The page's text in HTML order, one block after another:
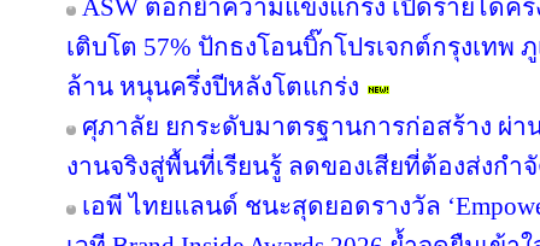
ASW ตอกย้ำความแข็งแกร่ง เปิดรายได้ครึ่
เติบโต 57% ปักธงโอนบิ๊กโปรเจกต์กรุงเทพ
ล้าน หนุนครึ่งปีหลังโตแกร่ง
ศุภาลัย ยกระดับมาตรฐานการก่อสร้าง ผ่า
งานจริงสู่พื้นที่เรียนรู้ ลดของเสียที่ต้องส่งกำ
เอพี ไทยแลนด์ ชนะสุดยอดรางวัล